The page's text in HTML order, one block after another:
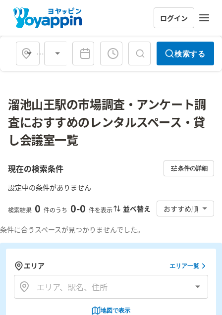
ログイン
会場タイプ 検索する
溜池山王駅の市場調査・アンケート調
査におすすめのレンタルスペース・貸
し会議室一覧
現在の検索条件 条件の詳細
設定中の条件がありません
検索結果 0 件のうち 0-0 件を表示 並べ替え おすすめ順
条件に合うスペースが見つかりませんでした。
エリア エリア一覧
地図で表示